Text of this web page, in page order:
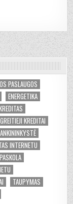
PASLAUGOS
ENERGETIKA
GREITIEJI KREDITAI
INTERNETU
PASKOLA
TAUPYMAS